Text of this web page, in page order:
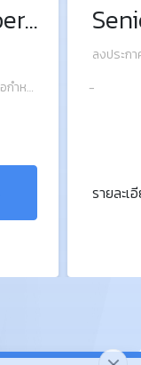
เจ้าหน้าที่ Last Mile Operation
บริหารจัดการให้ผู้ประกอบการดำเนินงานตามข้อกำหนดภายใต้สัญญาว่าจ้างที่กำหนดอย่างมีประสิทธิภาพและประสิทธิผล
ลงประก
-
รายละเ